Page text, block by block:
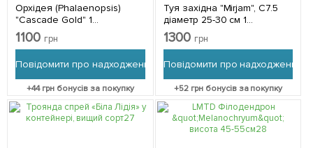
Орхідея (Phalaenopsis)
"Cascade Gold" 1
саджанець в упаковці
(кімнатний)
1100 грн
Повідомити про надходження
+44грн бонусів за покупку
Туя західна "Mirjam", С7.5
діаметр 25-30 см 1
саджанець в упаковці
1300 грн
Повідомити про надходження
+52грн бонусів за покупку